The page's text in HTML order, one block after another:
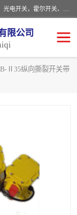
湖北杭荣电气有限公司是一家主要从事生产接近开关、光电开关，霍尔开关、两级跑偏开关、双向拉绳开关、速度监测器、皮带打滑开关、阻旋式料位开关、皮带纵向撕裂开关、溜槽堵塞开关、声光报警器、矿用磁性井筒开关等，主营行业：电气设备、仪器仪表制造, 高低压电器，成套电气设备，矿用防爆机电设备，皮带机综合保护系统，防爆电器，传感器，工矿配件，电器配件，自动化工业机器人的研发，制造，加工销售。
限公司
Ⅱ35纵向撕裂开关带
灯